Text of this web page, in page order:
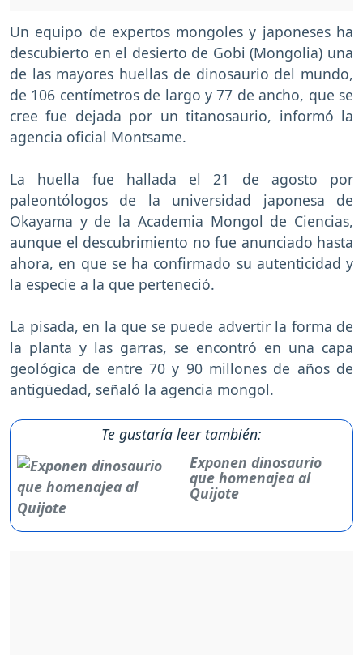
Un equipo de expertos mongoles y japoneses ha
descubierto en el desierto de Gobi (Mongolia) una
de las mayores huellas de dinosaurio del mundo,
de 106 centímetros de largo y 77 de ancho, que se
cree fue dejada por un titanosaurio, informó la
agencia oficial Montsame.
La huella fue hallada el 21 de agosto por
paleontólogos de la universidad japonesa de
Okayama y de la Academia Mongol de Ciencias,
aunque el descubrimiento no fue anunciado hasta
ahora, en que se ha confirmado su autenticidad y
la especie a la que perteneció.
La pisada, en la que se puede advertir la forma de
la planta y las garras, se encontró en una capa
geológica de entre 70 y 90 millones de años de
antigüedad, señaló la agencia mongol.
Te gustaría leer también:
Exponen dinosaurio
que homenajea al
Quijote